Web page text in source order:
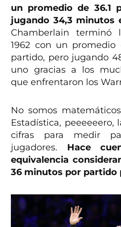
un promedio de 36.1
jugando 34,3 minutos
Chamberlain terminó
1962 con un
partido, pero jugando
uno gracias a los
que enfrentaron los
No somos
Estadística, peeeeeero,
cifras para medir
jugadores. Hace
equivalencia
36 minutos por partido